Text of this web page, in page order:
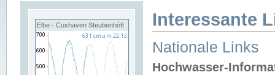
Elbe - Cuxhaven Steubenhöft Interessante
Nationale Links
Hochwasser-